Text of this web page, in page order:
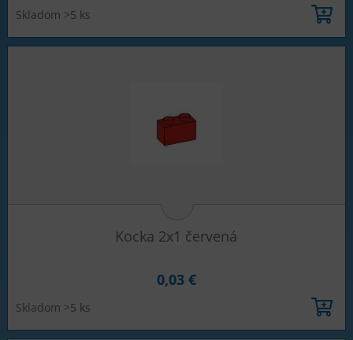
Skladom >5 ks
Kocka 2x1 červená
0,03 €
Skladom >5 ks